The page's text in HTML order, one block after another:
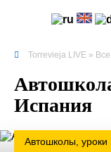
Torrevieja LIVE »
Испания
Автошколы, уроки